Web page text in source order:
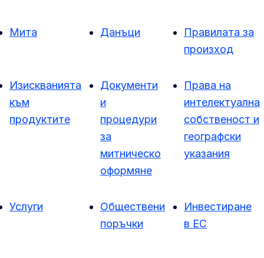
Мита Данъци
Правилата за
произход
Изискванията
към
продуктите
Документи
и
процедури
за
митническо
оформяне
Права на
интелектуална
собственост и
географски
указания
Услуги
Обществени
поръчки
Инвестиране
в ЕС